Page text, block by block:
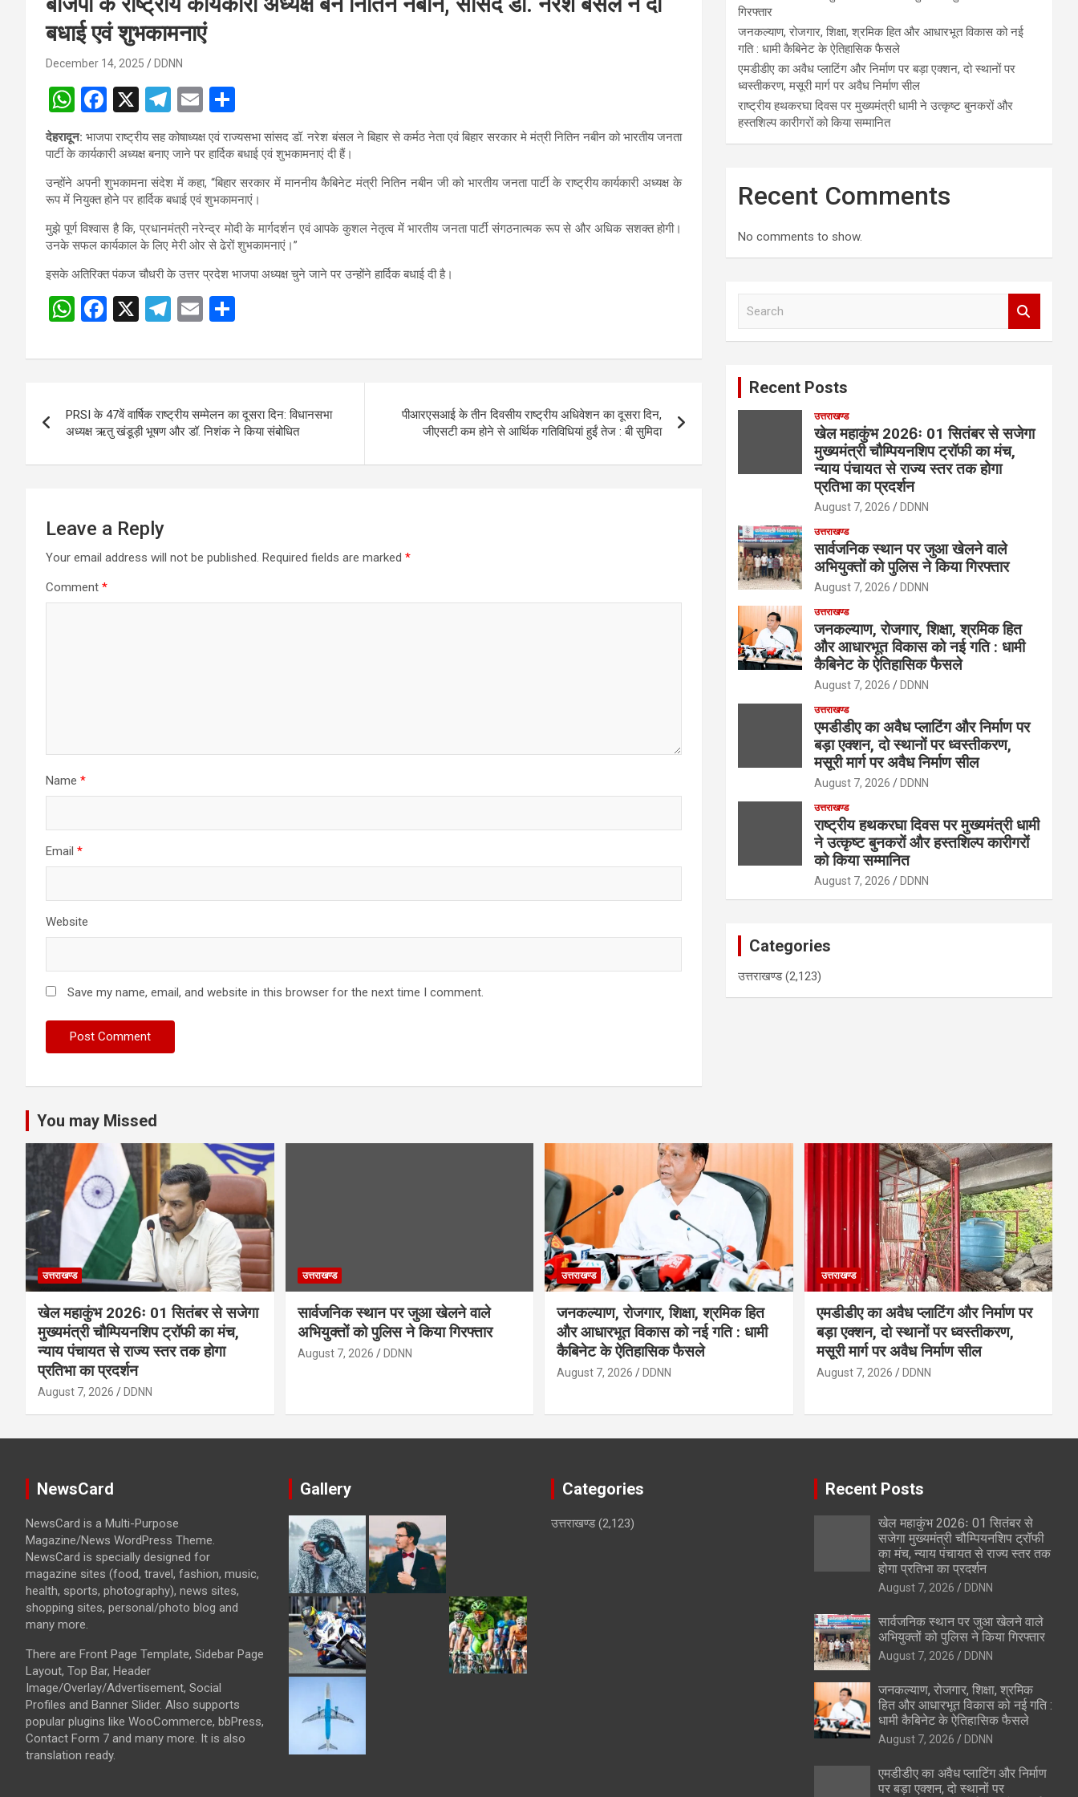
बधाई एवं शुभकामनाएं
December 14, 2025 DDNN
W
at
s
A
p
p
F
ce
b
o
o
k
X
T
el
e
gr
a
m
E
m
ail ar
e
देहरादून:भाजपा राष्ट्रीय सह कोषाध्यक्ष एवं राज्यसभा सांसद डॉ. नरेश बंसल ने बिहार से कर्मठ नेता एवं बिहार सरकार मे मंत्री नितिन नबीन को भारतीय जनता
पार्टी के कार्यकारी अध्यक्ष बनाए जाने पर हार्दिक बधाई एवं शुभकामनाएं दी हैं।
उन्होंने अपनी शुभकामना संदेश में कहा, “बिहार सरकार में माननीय कैबिनेट मंत्री नितिन नबीन जी को भारतीय जनता पार्टी के राष्ट्रीय कार्यकारी अध्यक्ष के
रूप में नियुक्त होने पर हार्दिक बधाई एवं शुभकामनाएं।
मुझे पूर्ण विश्वास है कि, प्रधानमंत्री नरेन्द्र मोदी के मार्गदर्शन एवं आपके कुशल नेतृत्व में भारतीय जनता पार्टी संगठनात्मक रूप से और अधिक सशक्त होगी।
उनके सफल कार्यकाल के लिए मेरी ओर से ढेरों शुभकामनाएं।”
इसके अतिरिक्त पंकज चौधरी के उत्तर प्रदेश भाजपा अध्यक्ष चुने जाने पर उन्होंने हार्दिक बधाई दी है।
Post
W
at
A
p
p
F
ce
o
o
k
X
T
e
a
m
E
ail ar
navigation
PRSI के 47वें वार्षिक राष्ट्रीय सम्मेलन का दूसरा दिन: विधानसभा
अध्यक्ष ऋतु खंडूड़ी भूषण और डॉ. निशंक ने किया संबोधित
पीआरएसआई के तीन दिवसीय राष्ट्रीय अधिवेशन का दूसरा दिन,
जीएसटी कम होने से आर्थिक गतिविधियां हुईं तेज : बी सुमिदा
Leave a Reply
Your email address will not be published. Required fields are marked *
Comment *
Name *
Email *
Website
Save my name, email, and website in this browser for the next time I comment.
गिरफ्तार
जनकल्याण, रोजगार, शिक्षा, श्रमिक हित और आधारभूत विकास को नई
गति : धामी कैबिनेट के ऐतिहासिक फैसले
एमडीडीए का अवैध प्लाटिंग और निर्माण पर बड़ा एक्शन, दो स्थानों पर
ध्वस्तीकरण, मसूरी मार्ग पर अवैध निर्माण सील
राष्ट्रीय हथकरघा दिवस पर मुख्यमंत्री धामी ने उत्कृष्ट बुनकरों और
हस्तशिल्प कारीगरों को किया सम्मानित
Recent Comments
No comments to show.
Recent Posts
उत्तराखण्ड
खेल महाकुंभ 2026ः 01 सितंबर से सजेगा
मुख्यमंत्री चौम्पियनशिप ट्रॉफी का मंच,
न्याय पंचायत से राज्य स्तर तक होगा
प्रतिभा का प्रदर्शन
August 7, 2026 DDNN
उत्तराखण्ड
सार्वजनिक स्थान पर जुआ खेलने वाले
अभियुक्तों को पुलिस ने किया गिरफ्तार
August 7, 2026 DDNN
उत्तराखण्ड
जनकल्याण, रोजगार, शिक्षा, श्रमिक हित
और आधारभूत विकास को नई गति : धामी
कैबिनेट के ऐतिहासिक फैसले
August 7, 2026 DDNN
उत्तराखण्ड
एमडीडीए का अवैध प्लाटिंग और निर्माण पर
बड़ा एक्शन, दो स्थानों पर ध्वस्तीकरण,
मसूरी मार्ग पर अवैध निर्माण सील
August 7, 2026 DDNN
उत्तराखण्ड
राष्ट्रीय हथकरघा दिवस पर मुख्यमंत्री धामी
ने उत्कृष्ट बुनकरों और हस्तशिल्प कारीगरों
को किया सम्मानित
August 7, 2026 DDNN
Categories
उत्तराखण्ड(2,123)
You may Missed
उत्तराखण्ड
खेल महाकुंभ 2026ः 01 सितंबर से सजेगा
मुख्यमंत्री चौम्पियनशिप ट्रॉफी का मंच,
न्याय पंचायत से राज्य स्तर तक होगा
प्रतिभा का प्रदर्शन
August 7, 2026 DDNN
उत्तराखण्ड
सार्वजनिक स्थान पर जुआ खेलने वाले
अभियुक्तों को पुलिस ने किया गिरफ्तार
August 7, 2026 DDNN
उत्तराखण्ड
जनकल्याण, रोजगार, शिक्षा, श्रमिक हित
और आधारभूत विकास को नई गति : धामी
कैबिनेट के ऐतिहासिक फैसले
August 7, 2026 DDNN
उत्तराखण्ड
एमडीडीए का अवैध प्लाटिंग और निर्माण पर
बड़ा एक्शन, दो स्थानों पर ध्वस्तीकरण,
मसूरी मार्ग पर अवैध निर्माण सील
August 7, 2026 DDNN
NewsCard
NewsCard is a Multi-Purpose
Magazine/News WordPress Theme.
NewsCard is specially designed for
magazine sites (food, travel, fashion, music,
health, sports, photography), news sites,
shopping sites, personal/photo blog and
many more.
There are Front Page Template, Sidebar Page
Layout, Top Bar, Header
Image/Overlay/Advertisement, Social
Profiles and Banner Slider. Also supports
popular plugins like WooCommerce, bbPress,
Contact Form 7 and many more. It is also
translation ready.
Gallery Categories
उत्तराखण्ड(2,123)
Recent Posts
खेल महाकुंभ 2026ः 01 सितंबर से
सजेगा मुख्यमंत्री चौम्पियनशिप ट्रॉफी
का मंच, न्याय पंचायत से राज्य स्तर तक
होगा प्रतिभा का प्रदर्शन
August 7, 2026 DDNN
सार्वजनिक स्थान पर जुआ खेलने वाले
अभियुक्तों को पुलिस ने किया गिरफ्तार
August 7, 2026 DDNN
जनकल्याण, रोजगार, शिक्षा, श्रमिक
हित और आधारभूत विकास को नई गति :
धामी कैबिनेट के ऐतिहासिक फैसले
August 7, 2026 DDNN
एमडीडीए का अवैध प्लाटिंग और निर्माण
पर बड़ा एक्शन, दो स्थानों पर